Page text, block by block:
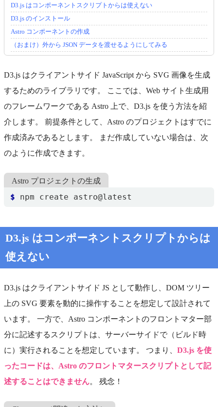
D3.js はコンポーネントスクリプトからは使えない
D3.js のインストール
Astro コンポーネントの作成
（おまけ）外から JSON データを渡せるようにしてみる
D3.js はクライアントサイド JavaScript から SVG 画像を生成
するためのライブラリです。 ここでは、Web サイト生成用
のフレームワークである Astro 上で、D3.js を使う方法を紹
介します。 前提条件として、Astro のプロジェクトはすでに
作成済みであるとします。 まだ作成していない場合は、次
のように作成できます。
Astro プロジェクトの生成
$
D3.js はコンポーネントスクリプトからは
使えない
D3.js はクライアントサイド JS として動作し、DOM ツリー
上の SVG 要素を動的に操作することを想定して設計されて
います。 一方で、Astro コンポーネントのフロントマター部
分に記述するスクリプトは、サーバーサイドで（ビルド時
に）実行されることを想定しています。 つまり、 D3.js を使
ったコードは、Astro のフロントマタースクリプトとして記
述することはできません。 残念！